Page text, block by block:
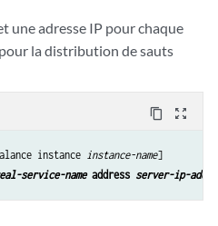
une adresse IP pour chaque
la distribution de sauts
content_copy zoom_out_map
instance instance-name]
service-name address server-ip-